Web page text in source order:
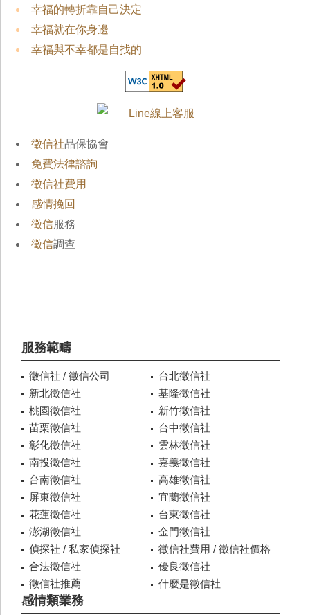
幸福的轉折靠自己決定
幸福就在你身邊
幸福與不幸都是自找的
徵信社品保協會
免費法律諮詢
徵信社費用
感情挽回
徵信服務
徵信調查
服務範疇
徵信社 / 徵信公司
台北徵信社
新北徵信社
基隆徵信社
桃園徵信社
新竹徵信社
苗栗徵信社
台中徵信社
彰化徵信社
雲林徵信社
南投徵信社
嘉義徵信社
台南徵信社
高雄徵信社
屏東徵信社
宜蘭徵信社
花蓮徵信社
台東徵信社
澎湖徵信社
金門徵信社
偵探社 / 私家偵探社
徵信社費用 / 徵信社價格
合法徵信社
優良徵信社
徵信社推薦
什麼是徵信社
感情類業務